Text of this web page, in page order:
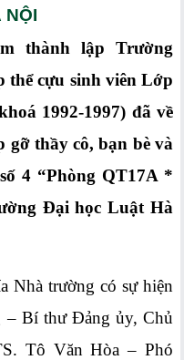
NỘI
thành lập Trường
thể cựu sinh viên Lớp
1992-1997) đã về
thầy cô, bạn bè và
4 “Phòng QT17A *
Đại học Luật Hà
Nhà trường có sự hiện
– Bí thư Đảng ủy, Chủ
Tô Văn Hòa – Phó